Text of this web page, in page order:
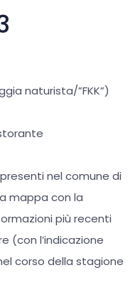
naturista/”FKK”)
presenti nel comune di
mappa con la
più recenti
(con l’indicazione
corso della stagione